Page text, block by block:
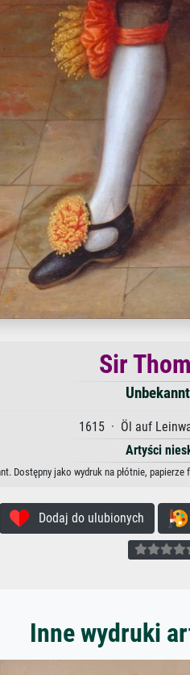
Sir
1615 · Öl auf
Artyści
Dostępny jako wydruk na płótnie,
Dodaj do ulubionych
Inne wydruki